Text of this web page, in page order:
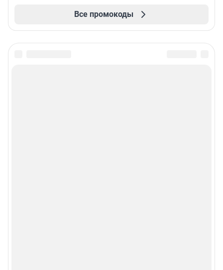
Все промокоды